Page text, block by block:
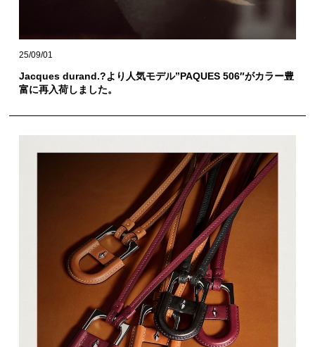
25/09/01
Jacques durand.?より人気モデル”PAQUES 506″がカラー豊
富に再入荷しました。